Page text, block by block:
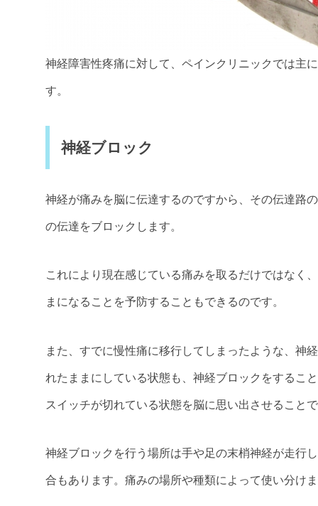
神経障害性疼痛に対して、ペインクリニックでは主
す。
神経ブロック
神経が痛みを脳に伝達するのですから、その伝達路
の伝達をブロックします。
これにより現在感じている痛みを取るだけではなく
まになることを予防することもできるのです。
また、すでに慢性痛に移行してしまったような、神
れたままにしている状態も、神経ブロックをするこ
スイッチが切れている状態を脳に思い出させること
神経ブロックを行う場所は手や足の末梢神経が走行
合もあります。痛みの場所や種類によって使い分け